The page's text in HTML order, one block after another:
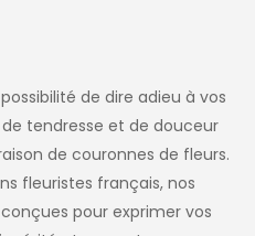
de dire adieu à vos
tendresse et de douceur
de couronnes de fleurs.
fleuristes français, nos
pour exprimer vos